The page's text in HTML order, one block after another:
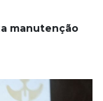
manutenção